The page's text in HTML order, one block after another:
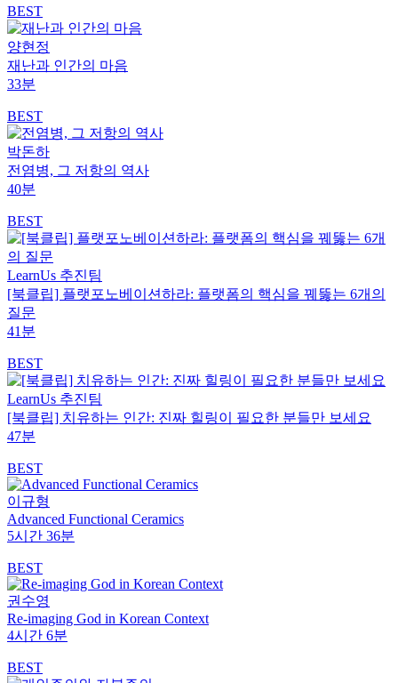
BEST
양현정
재난과 인간의 마음
33분
BEST
박돈하
전염병, 그 저항의 역사
40분
BEST
LearnUs 추진팀
[북클립] 플랫포노베이션하라: 플랫폼의 핵심을 꿰뚫는 6개의
질문
41분
BEST
LearnUs 추진팀
[북클립] 치유하는 인간: 진짜 힐링이 필요한 분들만 보세요
47분
BEST
이규형
Advanced Functional Ceramics
5시간 36분
BEST
권수영
Re-imaging God in Korean Context
4시간 6분
BEST